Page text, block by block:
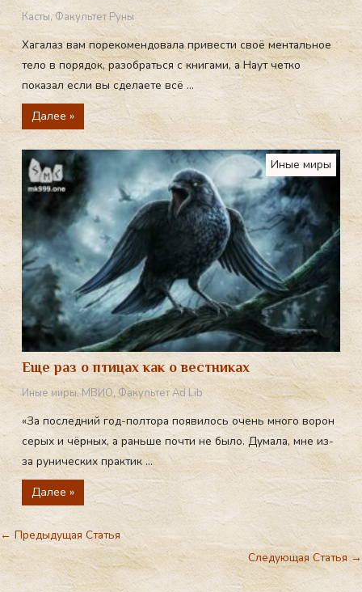
Касты,Факультет Руны
Хагалаз вам порекомендовала привести своё ментальное
тело в порядок, разобраться с книгами, а Наут четко
показал если вы сделаете всё ...
Далее »
Иные миры
Еще раз о птицах как о вестниках
Иные миры,МВИО,Факультет Ad Lib
«За последний год-полтора появилось очень много ворон
серых и чёрных, а раньше почти не было. Думала, мне из-
за рунических практик ...
Далее »
←Предыдущая Статья
Следующая Статья→